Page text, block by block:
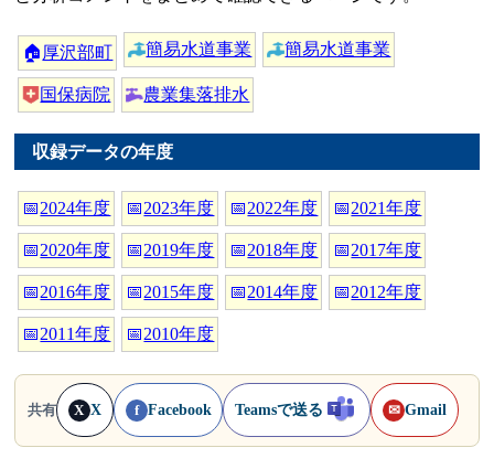
🏠 厚沢部町 簡易水道事業 簡易水道事業
国保病院 農業集落排水
収録データの年度
📅2024年度 📅2023年度 📅2022年度 📅2021年度
📅2020年度 📅2019年度 📅2018年度 📅2017年度
📅2016年度 📅2015年度 📅2014年度 📅2012年度
📅2011年度 📅2010年度
共有 X X f Facebook Teamsで送る ✉ Gmail